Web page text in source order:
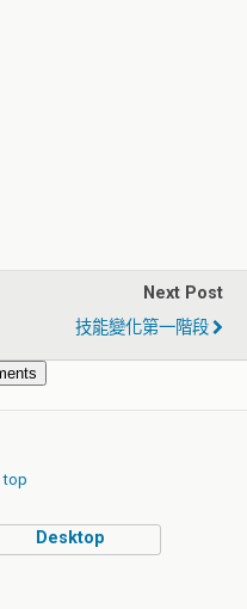
Next Post
技能變化第一階段
top
Desktop